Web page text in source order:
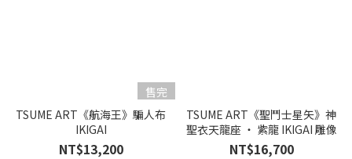
售完
TSUME ART《航海王》騙人布
IKIGAI
NT$13,200
TSUME ART《聖鬥士星矢》神
聖衣天龍座 ‧ 紫龍 IKIGAI 雕像
NT$16,700